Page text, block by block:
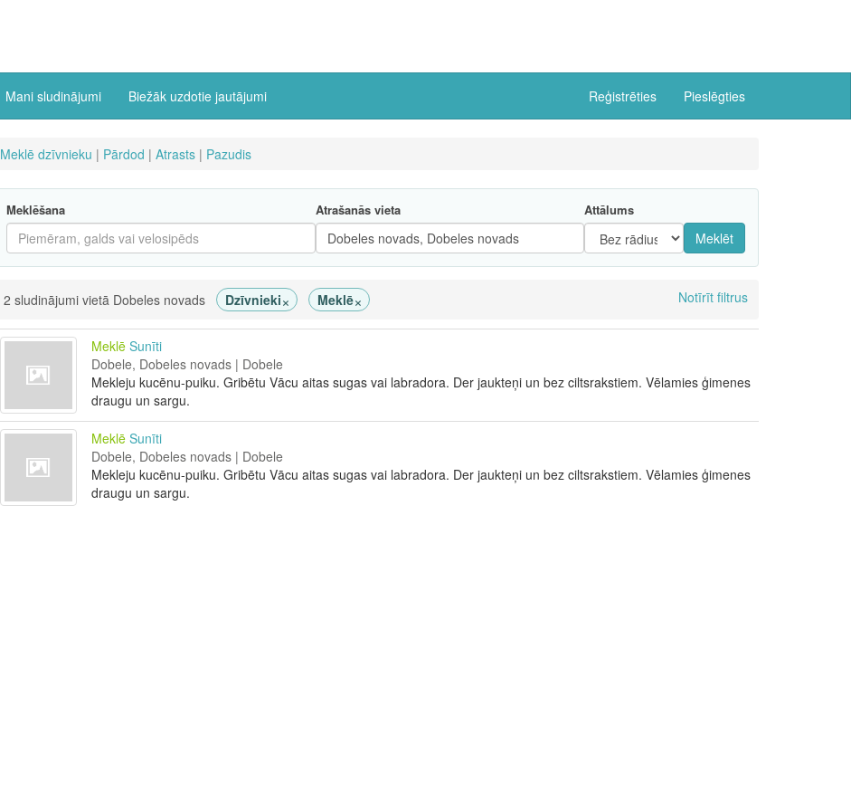
Mani sludinājumi Biežāk uzdotie jautājumi Reģistrēties Pieslēgties
Meklē dzīvnieku | Pārdod | Atrasts | Pazudis
Meklēšana Atrašanās vieta Attālums
Meklēt
2 sludinājumi vietā Dobeles novads Dzīvnieki× Meklē× Notīrīt filtrus
Meklē Sunīti
Dobele, Dobeles novads | Dobele
Mekleju kucēnu-puiku. Gribētu Vācu aitas sugas vai labradora. Der jaukteņi un bez ciltsrakstiem. Vēlamies ģimenes
draugu un sargu.
Meklē Sunīti
Dobele, Dobeles novads | Dobele
Mekleju kucēnu-puiku. Gribētu Vācu aitas sugas vai labradora. Der jaukteņi un bez ciltsrakstiem. Vēlamies ģimenes
draugu un sargu.